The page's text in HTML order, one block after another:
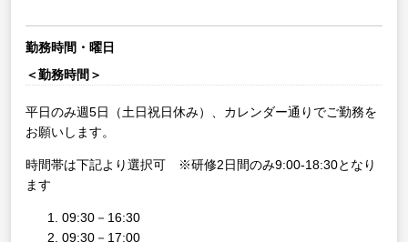
勤務時間・曜日
＜勤務時間＞
平日のみ週5日（土日祝日休み）、カレンダー通りでご勤務を
お願いします。
時間帯は下記より選択可 ※研修2日間のみ9:00-18:30となり
ます
09:30－16:30
09:30－17:00